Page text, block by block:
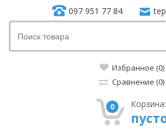
097 951 77 84
Избранное (0)
Сравнение (0)
0 Корзина: